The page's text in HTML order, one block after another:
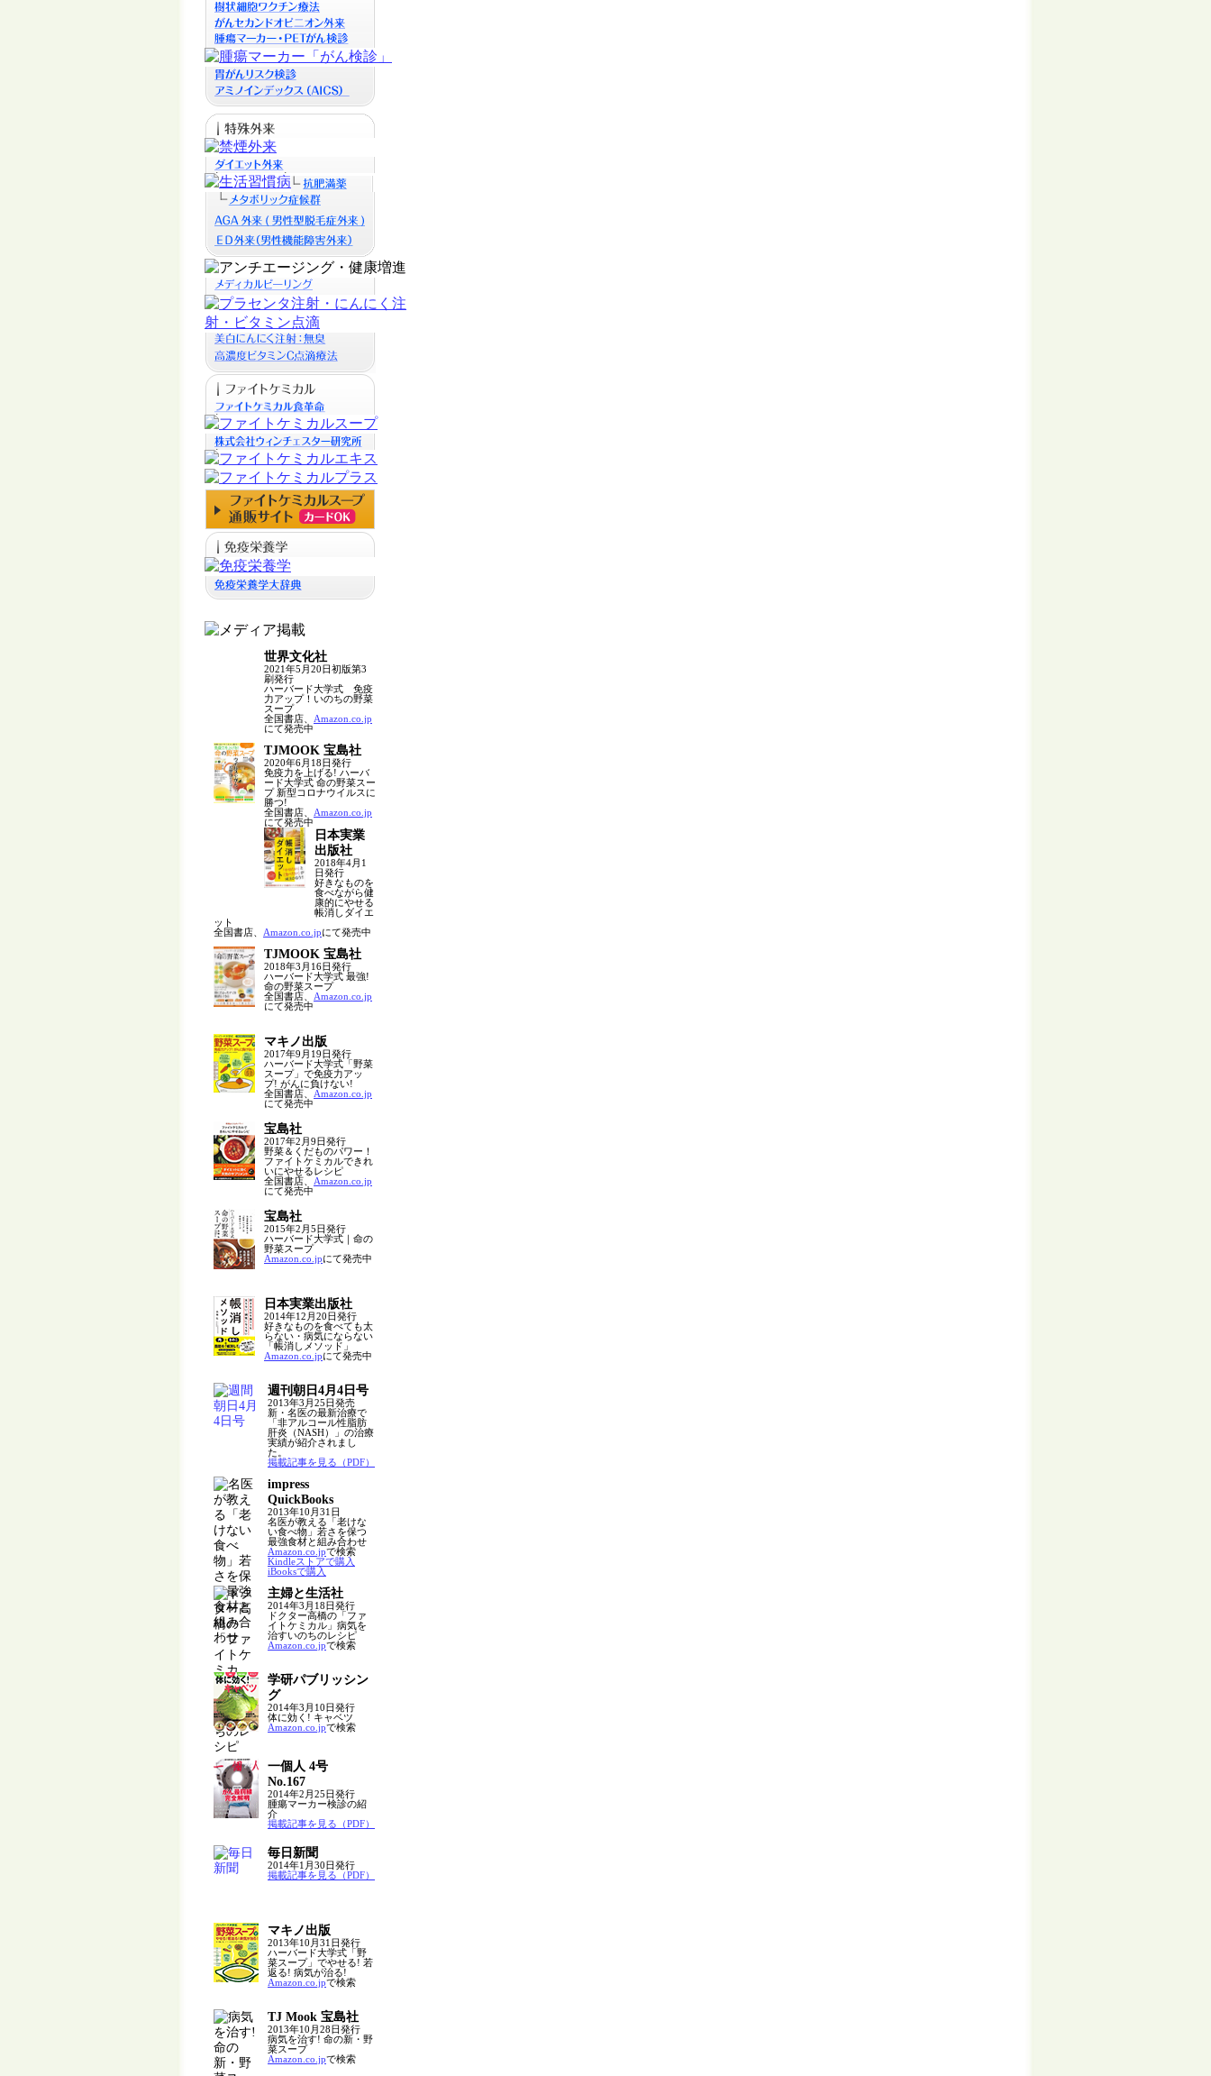
世界文化社
2021年5月20日初版第3
刷発行
ハーバード大学式 免疫
力アップ！いのちの野菜
スープ
全国書店、 Amazon.co.jp
にて発売中
TJMOOK 宝島社
2020年6月18日発行
免疫力を上げる! ハーバ
ード大学式 命の野菜スー
プ 新型コロナウイルスに
勝つ!
全国書店、 Amazon.co.jp
にて発売中
日本実業
出版社
2018年4月1
日発行
好きなものを
食べながら健
康的にやせる
帳消しダイエ
ット
全国書店、 Amazon.co.jpにて発売中
TJMOOK 宝島社
2018年3月16日発行
ハーバード大学式 最強!
命の野菜スープ
全国書店、 Amazon.co.jp
にて発売中
マキノ出版
2017年9月19日発行
ハーバード大学式「野菜
スープ」で免疫力アッ
プ! がんに負けない!
全国書店、 Amazon.co.jp
にて発売中
宝島社
2017年2月9日発行
野菜＆くだものパワー！
ファイトケミカルできれ
いにやせるレシピ
全国書店、 Amazon.co.jp
にて発売中
宝島社
2015年2月5日発行
ハーバード大学式｜命の
野菜スープ
Amazon.co.jpにて発売中
日本実業出版社
2014年12月20日発行
好きなものを食べても太
らない・病気にならない
「帳消しメソッド」
Amazon.co.jpにて発売中
週刊朝日4月4日号
2013年3月25日発売
新・名医の最新治療で
「非アルコール性脂肪
肝炎（NASH）」の治療
実績が紹介されまし
た。
掲載記事を見る（PDF）
impress
QuickBooks
2013年10月31日
名医が教える「老けな
い食べ物」若さを保つ
最強食材と組み合わせ
Amazon.co.jpで検索
Kindleストアで購入
iBooksで購入
主婦と生活社
2014年3月18日発行
ドクター高橋の「ファ
イトケミカル」病気を
治すいのちのレシピ
Amazon.co.jpで検索
学研パブリッシン
グ
2014年3月10日発行
体に効く! キャベツ
Amazon.co.jpで検索
一個人 4号
No.167
2014年2月25日発行
腫瘍マーカー検診の紹
介
掲載記事を見る（PDF）
毎日新聞
2014年1月30日発行
掲載記事を見る（PDF）
マキノ出版
2013年10月31日発行
ハーバード大学式「野
菜スープ」でやせる! 若
返る! 病気が治る!
Amazon.co.jpで検索
TJ Mook 宝島社
2013年10月28日発行
病気を治す! 命の新・野
菜スープ
Amazon.co.jpで検索